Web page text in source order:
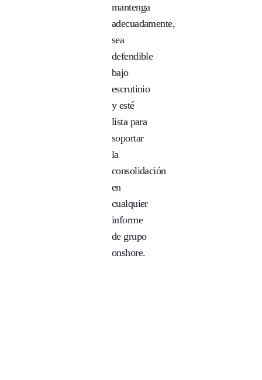
mantenga
adecuadamente,
sea
defendible
bajo
escrutinio
y esté
lista para
soportar
la
consolidación
en
cualquier
informe
de grupo
onshore.